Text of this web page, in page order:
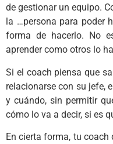
de gestionar un equipo.
la …persona para poder
forma de hacerlo. No
aprender como otros lo
Si el coach piensa que
relacionarse con su jefe,
y cuándo, sin permitir
cómo lo va a decir, si es
En cierta forma, tu coach